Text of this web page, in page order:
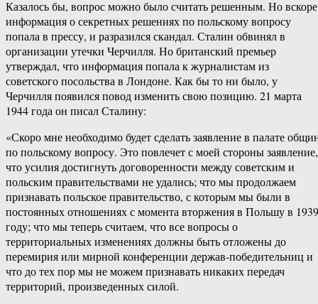
Казалось бы, вопрос можно было считать решенным. Но вскоре
информация о секретных решениях по польскому вопросу
попала в прессу, и разразился скандал. Сталин обвинял в
организации утечки Черчилля. Но британский премьер
утверждал, что информация попала к журналистам из
советского посольства в Лондоне. Как бы то ни было, у
Черчилля появился повод изменить свою позицию. 21 марта
1944 года он писал Сталину:
«Скоро мне необходимо будет сделать заявление в палате
по польскому вопросу. Это повлечет с моей стороны заявление,
что усилия достигнуть договоренности между советским и
польским правительствами не удались; что мы продолжаем
признавать польское правительство, с которым мы были в
постоянных отношениях с момента вторжения в Польшу в 1939
году; что мы теперь считаем, что все вопросы о
территориальных изменениях должны быть отложены до
перемирия или мирной конференции держав-победительниц и
что до тех пор мы не можем признавать никаких передач
территорий, произведенных силой.